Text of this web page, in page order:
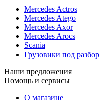
Mercedes Actros
Mercedes Atego
Mercedes Axor
Mercedes Arocs
Scania
Грузовики под разбор
Наши предложения
Помощь и сервисы
О магазине